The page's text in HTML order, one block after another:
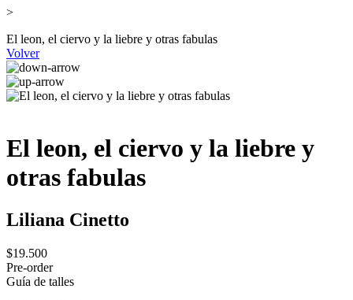
>
El leon, el ciervo y la liebre y otras fabulas
Volver
El leon, el ciervo y la liebre y
otras fabulas
Liliana Cinetto
$19.500
Pre-order
Guía de talles